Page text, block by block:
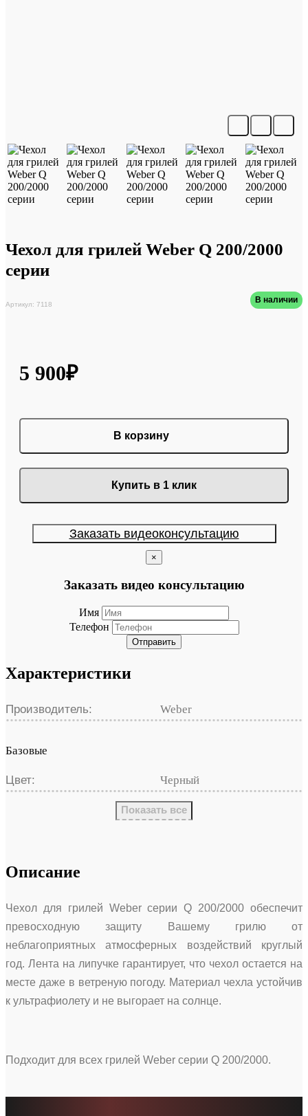
Чехол для грилей Weber Q 200/2000
серии
Артикул: 7118 В наличии
5 900₽
В корзину
Купить в 1 клик
Заказать видеоконсультацию
×
Заказать видео консультацию
Имя
Телефон
Отправить
Характеристики
Производитель: Weber
Базовые
Цвет: Черный
Показать все
Описание
Чехол для грилей Weber серии Q 200/2000 обеспечит
превосходную защиту Вашему грилю от
неблагоприятных атмосферных воздействий круглый
год. Лента на липучке гарантирует, что чехол остается на
месте даже в ветреную погоду. Материал чехла устойчив
к ультрафиолету и не выгорает на солнце.
Подходит для всех грилей Weber серии Q 200/2000.